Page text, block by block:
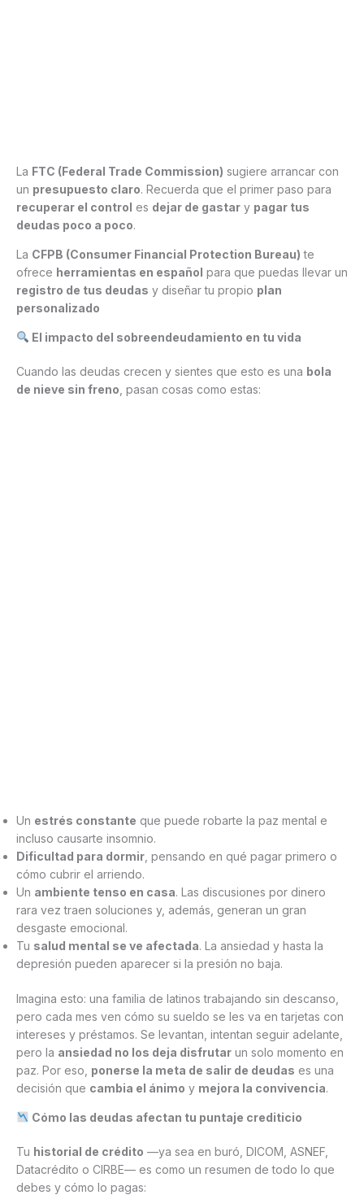
La FTC (Federal Trade Commission) sugiere arrancar con
un presupuesto claro. Recuerda que el primer paso para
recuperar el control es dejar de gastar y pagar tus
deudas poco a poco.
La CFPB (Consumer Financial Protection Bureau) te
ofrece herramientas en español para que puedas llevar un
registro de tus deudas y diseñar tu propio plan
personalizado
El impacto del sobreendeudamiento en tu vida
Cuando las deudas crecen y sientes que esto es una bola
de nieve sin freno , pasan cosas como estas:
Un estrés constante que puede robarte la paz mental e
incluso causarte insomnio.
Dificultad para dormir , pensando en qué pagar primero o
cómo cubrir el arriendo.
Un ambiente tenso en casa. Las discusiones por dinero
rara vez traen soluciones y, además, generan un gran
desgaste emocional.
Tu salud mental se ve afectada. La ansiedad y hasta la
depresión pueden aparecer si la presión no baja.
Imagina esto: una familia de latinos trabajando sin descanso,
pero cada mes ven cómo su sueldo se les va en tarjetas con
intereses y préstamos. Se levantan, intentan seguir adelante,
pero la ansiedad no los deja disfrutar un solo momento en
paz. Por eso, ponerse la meta de salir de deudas es una
decisión que cambia el ánimo y mejora la convivencia.
Cómo las deudas afectan tu puntaje crediticio
Tu historial de crédito —ya sea en buró, DICOM, ASNEF,
Datacrédito o CIRBE— es como un resumen de todo lo que
debes y cómo lo pagas: